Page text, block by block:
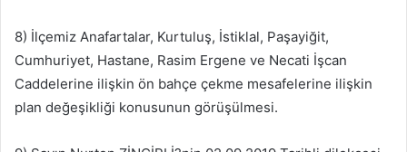
8) İlçemiz Anafartalar, Kurtuluş, İstiklal, Paşayiğit,
Cumhuriyet, Hastane, Rasim Ergene ve Necati İşcan
Caddelerine ilişkin ön bahçe çekme mesafelerine ilişkin
plan değeşikliği konusunun görüşülmesi.